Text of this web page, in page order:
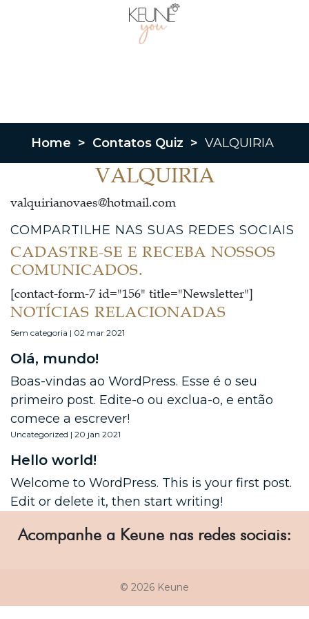
Home > Contatos Quiz > VALQUIRIA
VALQUIRIA
valquirianovaes@hotmail.com
COMPARTILHE NAS SUAS REDES SOCIAIS
CADASTRE-SE E RECEBA NOSSOS
COMUNICADOS.
[contact-form-7 id="156" title="Newsletter"]
NOTÍCIAS RELACIONADAS
Sem categoria | 02 mar 2021
Olá, mundo!
Boas-vindas ao WordPress. Esse é o seu
primeiro post. Edite-o ou exclua-o, e então
comece a escrever!
Uncategorized | 20 jan 2021
Hello world!
Welcome to WordPress. This is your first post.
Edit or delete it, then start writing!
Acompanhe a Keune nas redes sociais:
© 2026 Keune